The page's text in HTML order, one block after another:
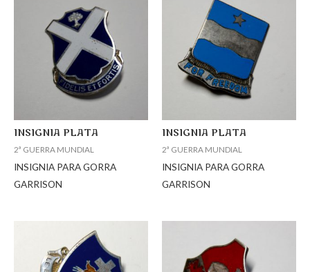
INSIGNIA PLATA
2ª GUERRA MUNDIAL
INSIGNIA PARA GORRA
GARRISON
INSIGNIA PLATA
2ª GUERRA MUNDIAL
INSIGNIA PARA GORRA
GARRISON